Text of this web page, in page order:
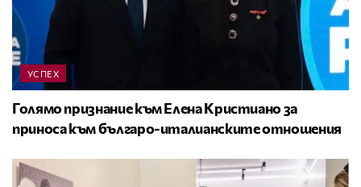
УСПЕХ
Голямо признание към Елена Кристиано за
приноса към българо-италианските отношения